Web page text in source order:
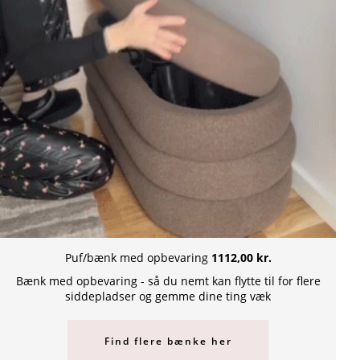
Puf/bænk med opbevaring 1112,00 kr.
Bænk med opbevaring - så du nemt kan flytte til for flere
siddepladser og gemme dine ting væk
Find flere bænke her